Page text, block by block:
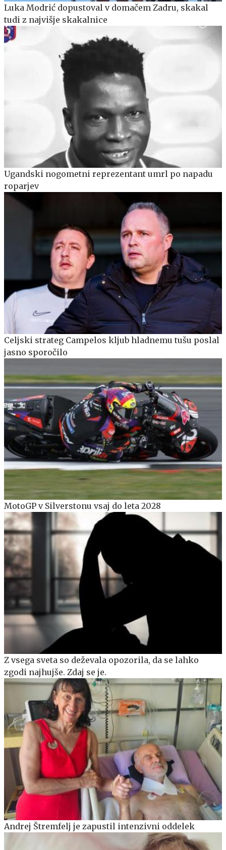
Luka Modrić dopustoval v domačem Zadru, skakal
tudi z najvišje skakalnice
Ugandski nogometni reprezentant umrl po napadu
roparjev
Celjski strateg Campelos kljub hladnemu tušu poslal
jasno sporočilo
MotoGP v Silverstonu vsaj do leta 2028
Z vsega sveta so deževala opozorila, da se lahko
zgodi najhujše. Zdaj se je.
Andrej Štremfelj je zapustil intenzivni oddelek